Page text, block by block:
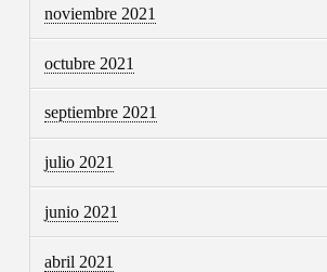
noviembre 2021
octubre 2021
septiembre 2021
julio 2021
junio 2021
abril 2021